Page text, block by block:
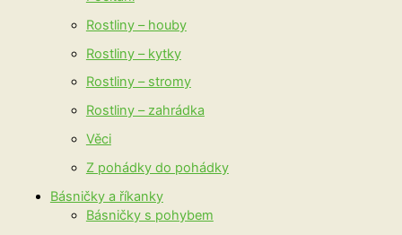
Rostliny – houby
Rostliny – kytky
Rostliny – stromy
Rostliny – zahrádka
Věci
Z pohádky do pohádky
Básničky a říkanky
Básničky s pohybem